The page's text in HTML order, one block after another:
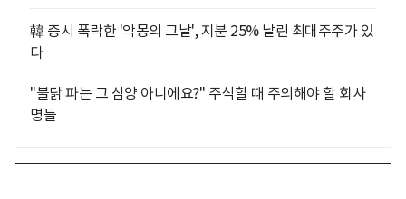
韓 증시 폭락한 '악몽의 그날', 지분 25% 날린 최대주주가 있
다
"불닭 파는 그 삼양 아니에요?" 주식할 때 주의해야 할 회사
명들